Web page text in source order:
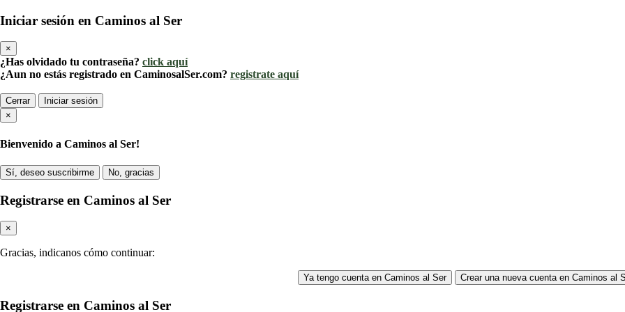
Iniciar sesión en Caminos al Ser
×
¿Has olvidado tu contraseña? click aquí
¿Aun no estás registrado en CaminosalSer.com? registrate aquí
Cerrar
Iniciar sesión
×
Bienvenido a Caminos al Ser!
Sí, deseo suscribirme No, gracias
Registrarse en Caminos al Ser
×
Gracias, indicanos cómo continuar:
Ya tengo cuenta en Caminos al Ser Crear una nueva cuenta en Caminos al
Registrarse en Caminos al Ser